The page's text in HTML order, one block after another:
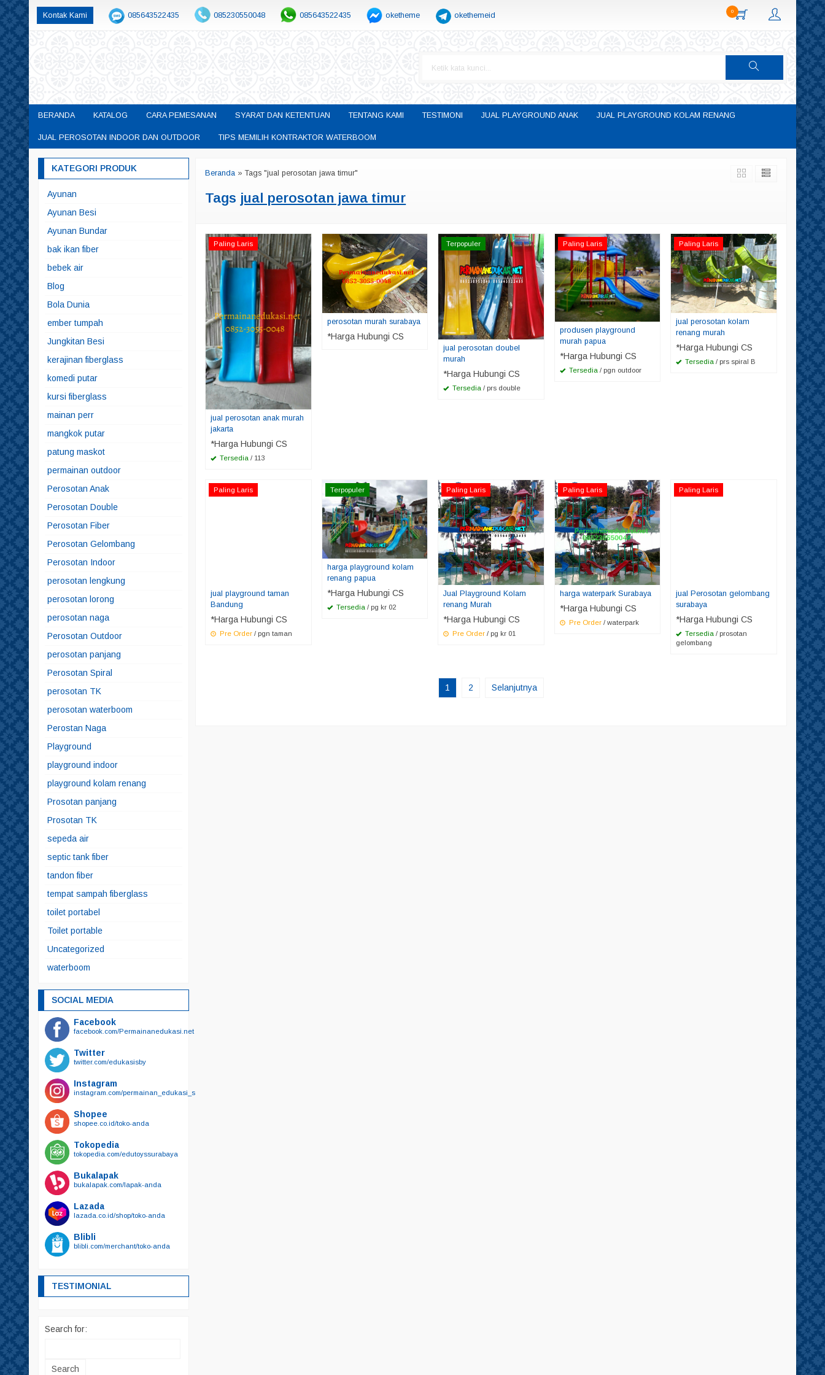
Kontak Kami 085643522435 085230550048 085643522435 oketheme okethemeid 0
BERANDA KATALOG CARA PEMESANAN SYARAT DAN KETENTUAN TENTANG KAMI TESTIMONI JUAL PLAYGROUND ANAK JUAL PLAYGROUND KOLAM RENANG
JUAL PEROSOTAN INDOOR DAN OUTDOOR TIPS MEMILIH KONTRAKTOR WATERBOOM
Beranda »Tags "jual perosotan jawa timur"
Tags jual perosotan jawa timur
Paling Laris
jual perosotan anak murah
jakarta
*Harga Hubungi CS
Tersedia / 113
perosotan murah surabaya
*Harga Hubungi CS
Terpopuler
jual perosotan doubel
murah
*Harga Hubungi CS
Tersedia / prs double
Paling Laris
produsen playground
murah papua
*Harga Hubungi CS
Tersedia/ pgn outdoor
Paling Laris
jual perosotan kolam
renang murah
*Harga Hubungi CS
Tersedia / prs spiral B
Paling Laris
jual playground taman
Bandung
*Harga Hubungi CS
Pre Order / pgn taman
Terpopuler
harga playground kolam
renang papua
*Harga Hubungi CS
Tersedia / pg kr 02
Paling Laris
Jual Playground Kolam
renang Murah
*Harga Hubungi CS
Pre Order / pg kr 01
Paling Laris
harga waterpark Surabaya
*Harga Hubungi CS
Pre Order/ waterpark
Paling Laris
jual Perosotan gelombang
surabaya
*Harga Hubungi CS
Tersedia / prosotan
gelombang
1 2 Selanjutnya
KATEGORI PRODUK
Ayunan
Ayunan Besi
Ayunan Bundar
bak ikan fiber
bebek air
Blog
Bola Dunia
ember tumpah
Jungkitan Besi
kerajinan fiberglass
komedi putar
kursi fiberglass
mainan perr
mangkok putar
patung maskot
permainan outdoor
Perosotan Anak
Perosotan Double
Perosotan Fiber
Perosotan Gelombang
Perosotan Indoor
perosotan lengkung
perosotan lorong
perosotan naga
Perosotan Outdoor
perosotan panjang
Perosotan Spiral
perosotan TK
perosotan waterboom
Perostan Naga
Playground
playground indoor
playground kolam renang
Prosotan panjang
Prosotan TK
sepeda air
septic tank fiber
tandon fiber
tempat sampah fiberglass
toilet portabel
Toilet portable
Uncategorized
waterboom
SOCIAL MEDIA
Facebook
facebook.com/Permainanedukasi.net
Twitter
twitter.com/edukasisby
Instagram
instagram.com/permainan_edukasi_surabaya/
Shopee
shopee.co.id/toko-anda
Tokopedia
tokopedia.com/edutoyssurabaya
Bukalapak
bukalapak.com/lapak-anda
Lazada
lazada.co.id/shop/toko-anda
Blibli
blibli.com/merchant/toko-anda
TESTIMONIAL
Search for: